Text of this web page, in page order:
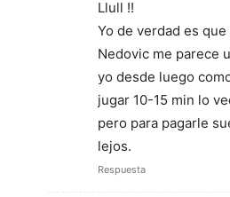
Llull !!
Yo de verdad es
Nedovic me parece
yo desde luego
jugar 10-15 min lo
pero para pagarle
lejos.
Respuesta